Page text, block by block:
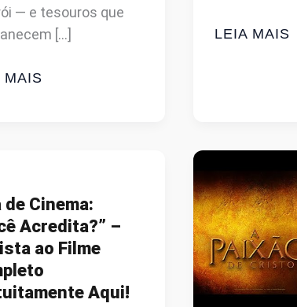
— e tesouros que
[…]
MAIS
A
LEIA MAIS
de Cinema:
Acredita?” –
ao Filme
Aqui!